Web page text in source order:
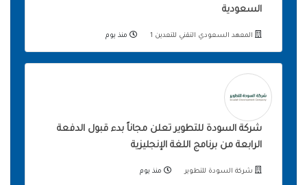
السعودية
المعهد السعودي التقني للتعدين 1 منذ يوم
شركة السودة للتطوير تعلن مجاناً بدء قبول الدفعة
الرابعة من برنامج اللغة الإنجليزية
شركة السودة للتطوير منذ يوم